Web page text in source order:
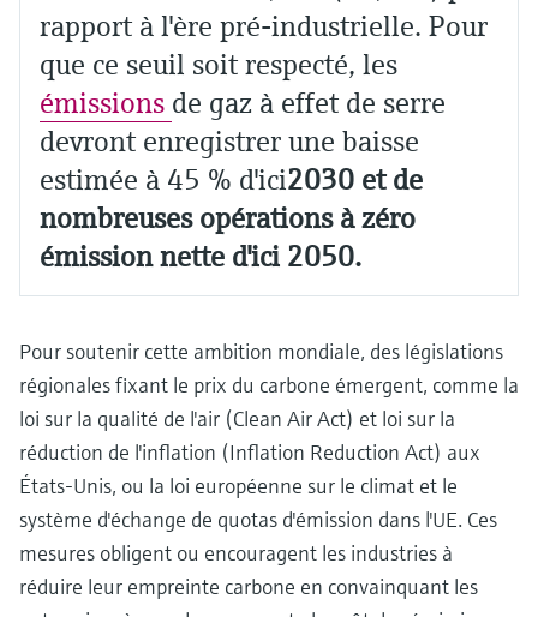
rapport à l'ère pré-industrielle. Pour
que ce seuil soit respecté, les
émissions de gaz à effet de serre
devront enregistrer une baisse
estimée à 45 % d'ici2030 et de
nombreuses opérations à zéro
émission nette d'ici 2050.
Pour soutenir cette ambition mondiale, des législations
régionales fixant le prix du carbone émergent, comme la
loi sur la qualité de l'air (Clean Air Act) et loi sur la
réduction de l'inflation (Inflation Reduction Act) aux
États-Unis, ou la loi européenne sur le climat et le
système d'échange de quotas d'émission dans l'UE. Ces
mesures obligent ou encouragent les industries à
réduire leur empreinte carbone en convainquant les